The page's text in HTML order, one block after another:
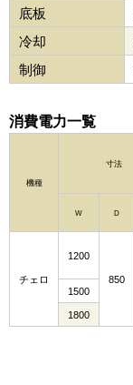
底板
冷却
制御
消費電力一覧
機種
寸法
W D
チェロ
1200
850
1500
1800